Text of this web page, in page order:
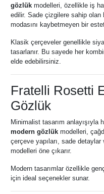
gözlük modelleri, özellikle iş
edilir. Sade çizgilere sahip olan
modasını kaybetmeyen bir
Klasik çerçeveler genellikle
tasarlanır. Bu sayede her
elde edebilirsiniz.
Fratelli Rosetti
Gözlük
Minimalist tasarım anlayışıyla
modern gözlük modelleri,
çerçeve yapıları, sade
modelleri öne çıkarır.
Modern tasarımlar özellikle
için ideal seçenekler sunar.